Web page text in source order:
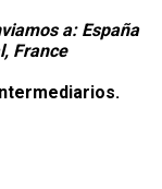
a: España
France